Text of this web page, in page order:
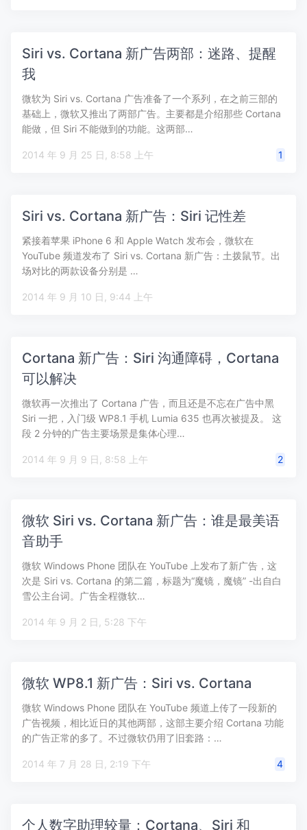
Siri vs. Cortana 新广告两部：迷路、提醒
我
微软为 Siri vs. Cortana 广告准备了一个系列，在之前三部的
基础上，微软又推出了两部广告。主要都是介绍那些 Cortana
能做，但 Siri 不能做到的功能。这两部…
2014 年 9 月 25 日, 8:58 上午 1
Siri vs. Cortana 新广告：Siri 记性差
紧接着苹果 iPhone 6 和 Apple Watch 发布会，微软在
YouTube 频道发布了 Siri vs. Cortana 新广告：土拨鼠节。出
场对比的两款设备分别是 …
2014 年 9 月 10 日, 9:44 上午
Cortana 新广告：Siri 沟通障碍，Cortana
可以解决
微软再一次推出了 Cortana 广告，而且还是不忘在广告中黑
Siri 一把，入门级 WP8.1 手机 Lumia 635 也再次被提及。 这
段 2 分钟的广告主要场景是集体心理…
2014 年 9 月 9 日, 8:58 上午 2
微软 Siri vs. Cortana 新广告：谁是最美语
音助手
微软 Windows Phone 团队在 YouTube 上发布了新广告，这
次是 Siri vs. Cortana 的第二篇，标题为“魔镜，魔镜” -出自白
雪公主台词。广告全程微软…
2014 年 9 月 2 日, 5:28 下午
微软 WP8.1 新广告：Siri vs. Cortana
微软 Windows Phone 团队在 YouTube 频道上传了一段新的
广告视频，相比近日的其他两部，这部主要介绍 Cortana 功能
的广告正常的多了。不过微软仍用了旧套路：…
2014 年 7 月 28 日, 2:19 下午 4
个人数字助理较量：Cortana、Siri 和